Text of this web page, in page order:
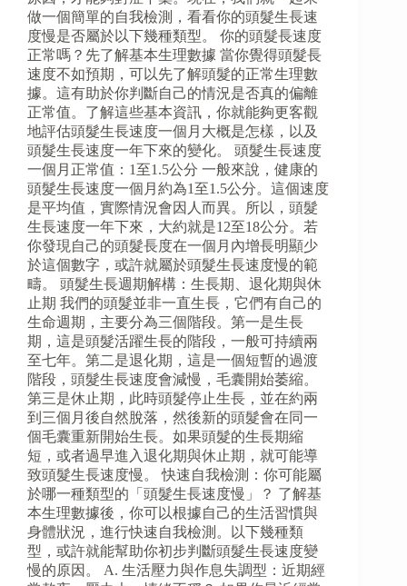
做一個簡單的自我檢測，看看你的頭髮生長速
度慢是否屬於以下幾種類型。 你的頭髮長速度
正常嗎？先了解基本生理數據 當你覺得頭髮長
速度不如預期，可以先了解頭髮的正常生理數
據。這有助於你判斷自己的情況是否真的偏離
正常值。了解這些基本資訊，你就能夠更客觀
地評估頭髮生長速度一個月大概是怎樣，以及
頭髮生長速度一年下來的變化。 頭髮生長速度
一個月正常值：1至1.5公分 一般來說，健康的
頭髮生長速度一個月約為1至1.5公分。這個速度
是平均值，實際情況會因人而異。所以，頭髮
生長速度一年下來，大約就是12至18公分。若
你發現自己的頭髮長度在一個月內增長明顯少
於這個數字，或許就屬於頭髮生長速度慢的範
疇。 頭髮生長週期解構：生長期、退化期與休
止期 我們的頭髮並非一直生長，它們有自己的
生命週期，主要分為三個階段。第一是生長
期，這是頭髮活躍生長的階段，一般可持續兩
至七年。第二是退化期，這是一個短暫的過渡
階段，頭髮生長速度會減慢，毛囊開始萎縮。
第三是休止期，此時頭髮停止生長，並在約兩
到三個月後自然脫落，然後新的頭髮會在同一
個毛囊重新開始生長。如果頭髮的生長期縮
短，或者過早進入退化期與休止期，就可能導
致頭髮生長速度慢。 快速自我檢測：你可能屬
於哪一種類型的「頭髮生長速度慢」？ 了解基
本生理數據後，你可以根據自己的生活習慣與
身體狀況，進行快速自我檢測。以下幾種類
型，或許就能幫助你初步判斷頭髮生長速度變
慢的原因。 A. 生活壓力與作息失調型：近期經